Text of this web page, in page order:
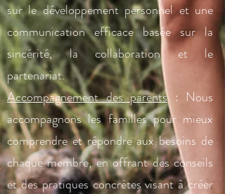
sur le développement personnel et une
communication efficace basée sur la
sincérité, la collaboration et le
partenariat.
Accompagnement des parents: Nous
accompagnons les familles pour mieux
comprendre et répondre aux besoins de
chaque membre, en offrant des conseils
et des pratiques concrètes visant à créer